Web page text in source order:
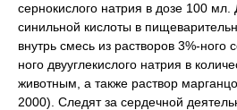
сернокислого натрия в дозе 100 мл.
синильной кислоты в
внутрь смесь из растворов 3%-ного
ного двууглекислого натрия в
животным, а также раствор
2000). Следят за сердечной